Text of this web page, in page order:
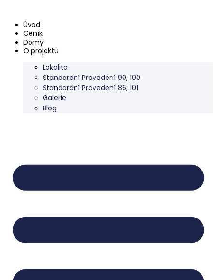
contentÚvod
Ceník
Domy
O projektu
Lokalita
Standardní Provedení 90, 100
Standardní Provedení 86, 101
Galerie
Blog